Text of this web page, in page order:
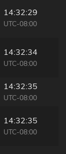
14:32:29
UTC-08:00
14:32:34
UTC-08:00
14:32:35
UTC-08:00
14:32:35
UTC-08:00